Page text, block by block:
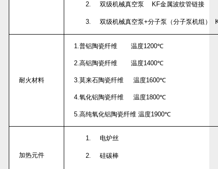
2. 双级机械真空泵 KF金属波纹管链接
3. 双级机械真空泵+分子泵（分子泵机组）
耐火材料
1.普铝陶瓷纤维 温度1200℃
2.高铝陶瓷纤维 温度1400℃
3.莫来石陶瓷纤维 温度1600℃
4.氧化铝陶瓷纤维 温度1800℃
5.高纯氧化铝陶瓷纤维 温度1900℃
加热元件
1. 电炉丝
2. 硅碳棒